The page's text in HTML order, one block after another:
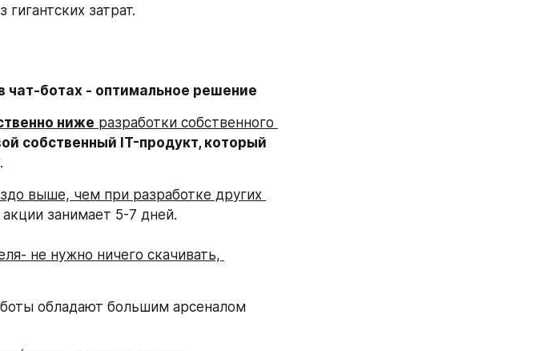
затрат.
чат-ботах - оптимальное решение
ниже разработки собственного
собственный IT-продукт, который
.
выше, чем при разработке других
акции занимает 5-7 дней.
не нужно ничего скачивать,
обладают большим арсеналом